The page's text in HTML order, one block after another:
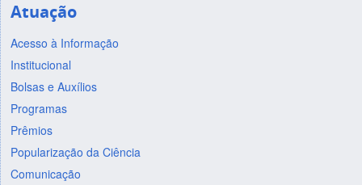
Atuação
Acesso à Informação
Institucional
Bolsas e Auxílios
Programas
Prêmios
Popularização da Ciência
Comunicação